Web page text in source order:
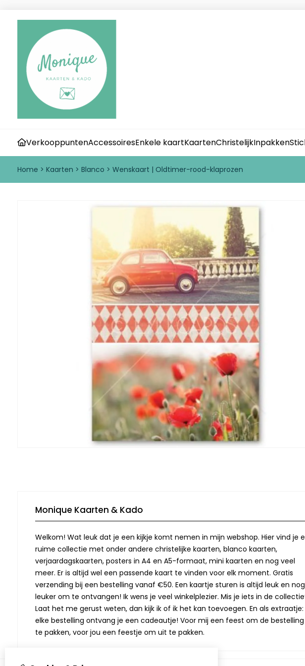
VerkooppuntenAccessoiresEnkele kaartKaartenChristelijkInpakken
Home > Kaarten > Blanco > Wenskaart | Oldtimer-rood-klaprozen
Monique Kaarten & Kado
Welkom! Wat leuk dat je een kijkje komt nemen in mijn webshop. Hier vind je
ruime collectie met onder andere christelijke kaarten, blanco kaarten,
verjaardagskaarten, posters in A4 en A5-formaat, mini kaarten en nog veel
meer. Er is altijd wel een passende kaart te vinden voor elk moment. Gratis
verzending bij een bestelling vanaf €50. Een kaartje sturen is altijd leuk en nog
leuker om te ontvangen! Ik wens je veel winkelplezier. Mis je iets in de
Laat het me gerust weten, dan kijk ik of ik het kan toevoegen. En als extraatje:
elke bestelling ontvang je een cadeautje! Voor mij een feest om de bestelling
te pakken, voor jou een feestje om uit te pakken.